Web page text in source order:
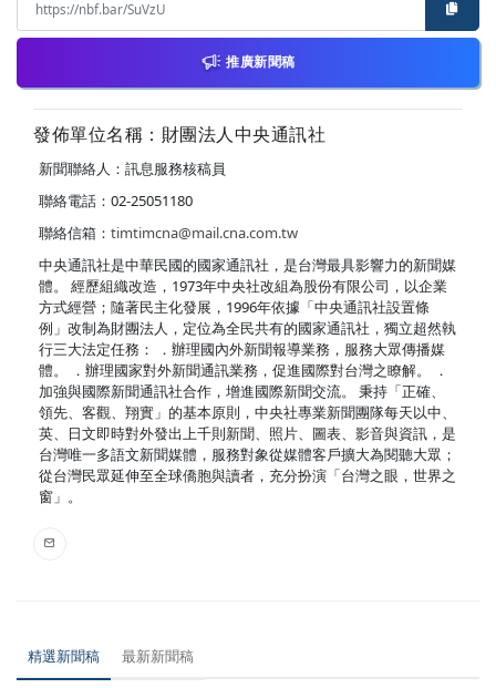
推廣新聞稿
發佈單位名稱：財團法人中央通訊社
新聞聯絡人：訊息服務核稿員
聯絡電話：02-25051180
聯絡信箱： timtimcna@mail.cna.com.tw
中央通訊社是中華民國的國家通訊社，是台灣最具影響力的新聞媒
體。 經歷組織改造，1973年中央社改組為股份有限公司，以企業
方式經營；隨著民主化發展，1996年依據「中央通訊社設置條
例」改制為財團法人，定位為全民共有的國家通訊社，獨立超然執
行三大法定任務： ．辦理國內外新聞報導業務，服務大眾傳播媒
體。 ．辦理國家對外新聞通訊業務，促進國際對台灣之瞭解。 ．
加強與國際新聞通訊社合作，增進國際新聞交流。 秉持「正確、
領先、客觀、翔實」的基本原則，中央社專業新聞團隊每天以中、
英、日文即時對外發出上千則新聞、照片、圖表、影音與資訊，是
台灣唯一多語文新聞媒體，服務對象從媒體客戶擴大為閱聽大眾；
從台灣民眾延伸至全球僑胞與讀者，充分扮演「台灣之眼，世界之
窗」。
精選新聞稿 最新新聞稿